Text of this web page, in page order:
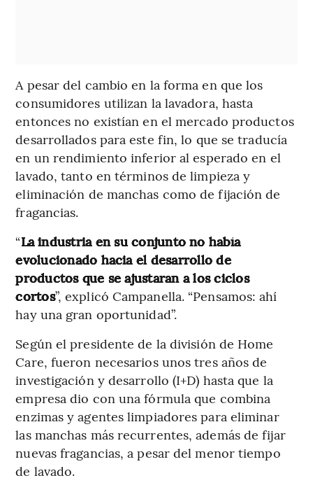
A pesar del cambio en la forma en que los
consumidores utilizan la lavadora, hasta
entonces no existían en el mercado productos
desarrollados para este fin, lo que se traducía
en un rendimiento inferior al esperado en el
lavado, tanto en términos de limpieza y
eliminación de manchas como de fijación de
fragancias.
“La industria en su conjunto no había
evolucionado hacia el desarrollo de
productos que se ajustaran a los ciclos
cortos”, explicó Campanella. “Pensamos: ahí
hay una gran oportunidad”.
Según el presidente de la división de Home
Care, fueron necesarios unos tres años de
investigación y desarrollo (I+D) hasta que la
empresa dio con una fórmula que combina
enzimas y agentes limpiadores para eliminar
las manchas más recurrentes, además de fijar
nuevas fragancias, a pesar del menor tiempo
de lavado.